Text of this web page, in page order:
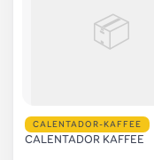
📦
CALENTADOR-KAFFEE
CALENTADOR KAFFEE